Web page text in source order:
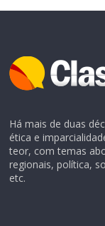
Há mais de duas
ética e
teor, com temas
regionais, política,
etc.